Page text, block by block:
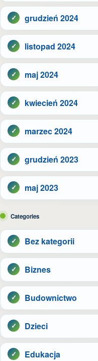
grudzień 2024
listopad 2024
maj 2024
kwiecień 2024
marzec 2024
grudzień 2023
maj 2023
Categories
Bez kategorii
Biznes
Budownictwo
Dzieci
Edukacja